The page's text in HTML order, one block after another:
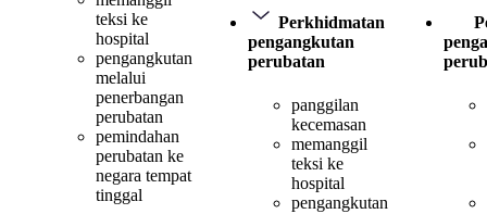
teksi ke
hospital
pengangkutan
melalui
penerbangan
perubatan
pemindahan
perubatan ke
negara tempat
tinggal
Perkhidmatan
pengangkutan
perubatan
panggilan
kecemasan
memanggil
teksi ke
hospital
pengangkutan